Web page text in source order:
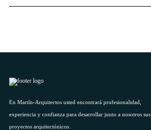
En Martín-Arquitectos usted encontrará profesionalidad,
experiencia y confianza para desarrollar junto a nosotros sus
proyectos arquitectónicos.